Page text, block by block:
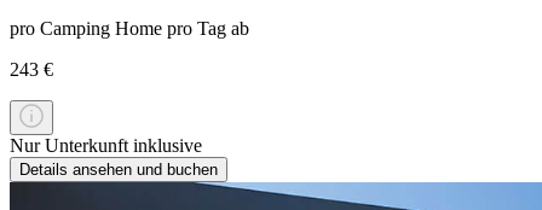
pro Camping Home pro Tag ab
243 €
Nur Unterkunft inklusive
Details ansehen und buchen